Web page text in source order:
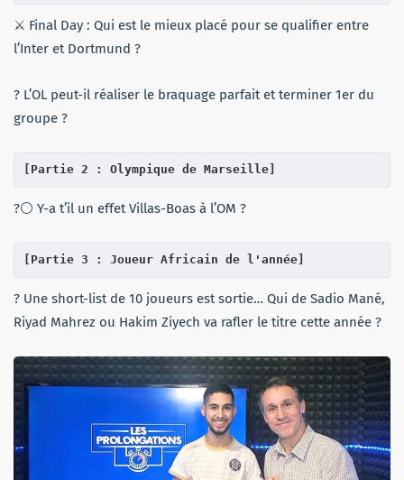
⚔️ Final Day : Qui est le mieux placé pour se qualifier entre
l’Inter et Dortmund ?
? L’OL peut-il réaliser le braquage parfait et terminer 1er du
groupe ?
[Partie 2 : Olympique de Marseille]
?⚪️ Y-a t’il un effet Villas-Boas à l’OM ?
[Partie 3 : Joueur Africain de l'année]
? Une short-list de 10 joueurs est sortie… Qui de Sadio Mané,
Riyad Mahrez ou Hakim Ziyech va rafler le titre cette année ?